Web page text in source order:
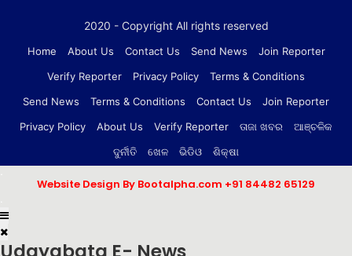
2020 - Copyright All rights reserved
Home About Us Contact Us Send News
Join Reporter
Verify Reporter
Privacy Policy
Terms & Conditions
Send News
Terms & Conditions Contact Us
Join Reporter
Privacy Policy
About Us Verify Reporter ତାଜା ଖବର
ଆଞ୍ଚଳିକ
ଦୁର୍ନୀତି
ଖେଳ ଭିଡିଓ ଶିକ୍ଷା
Website Design By Bootalpha.com +91 84482 65129
.